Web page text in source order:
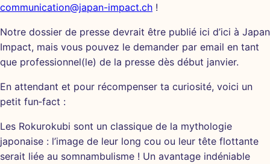
communication@japan-impact.ch !
Notre dossier de presse devrait être publié ici d’ici à Japan
Impact, mais vous pouvez le demander par email en tant
que professionnel(le) de la presse dès début janvier.
En attendant et pour récompenser ta curiosité, voici un
petit fun‑fact :
Les Rokurokubi sont un classique de la mythologie
japonaise : l’image de leur long cou ou leur tête flottante
serait liée au somnambulisme ! Un avantage indéniable